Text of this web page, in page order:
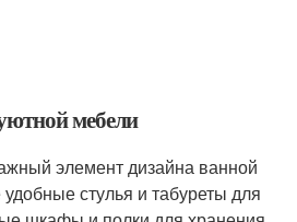
мебели
элемент дизайна ванной
стулья и табуреты для